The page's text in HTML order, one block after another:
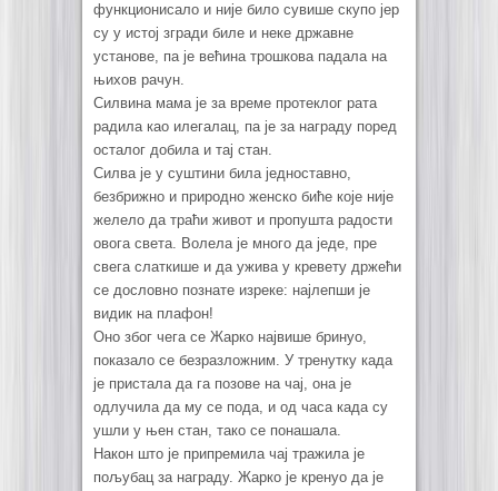
функционисало и није било сувише скупо јер
су у истој згради биле и неке државне
установе, па је већина трошкова падала на
њихов рачун.
Силвина мама је за време протеклог рата
радила као илегалац, па је за награду поред
осталог добила и тај стан.
Силва је у суштини била једноставно,
безбрижно и природно женско биће које није
желело да траћи живот и пропушта радости
овога света. Волела је много да једе, пре
свега слаткише и да ужива у кревету држећи
се дословно познате изреке: најлепши је
видик на плафон!
Оно због чега се Жарко највише бринуо,
показало се безразложним. У тренутку када
је пристала да га позове на чај, она је
одлучила да му се пода, и од часа када су
ушли у њен стан, тако се понашала.
Након што је припремила чај тражила је
пољубац за награду. Жарко је кренуо да је